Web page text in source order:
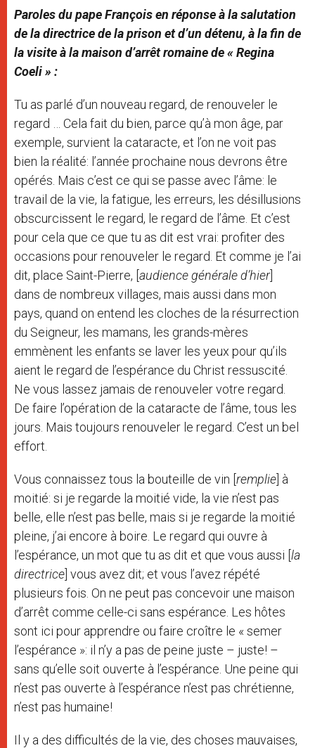
Paroles du pape François en réponse à la salutation
de la directrice de la prison et d’un détenu, à la fin de
la visite à la maison d’arrêt romaine de « Regina
Coeli » :
Tu as parlé d’un nouveau regard, de renouveler le
regard … Cela fait du bien, parce qu’à mon âge, par
exemple, survient la cataracte, et l’on ne voit pas
bien la réalité: l’année prochaine nous devrons être
opérés. Mais c’est ce qui se passe avec l’âme: le
travail de la vie, la fatigue, les erreurs, les désillusions
obscurcissent le regard, le regard de l’âme. Et c’est
pour cela que ce que tu as dit est vrai: profiter des
occasions pour renouveler le regard. Et comme je l’ai
dit, place Saint-Pierre, [ audience générale d’hier]
dans de nombreux villages, mais aussi dans mon
pays, quand on entend les cloches de la résurrection
du Seigneur, les mamans, les grands-mères
emmènent les enfants se laver les yeux pour qu’ils
aient le regard de l’espérance du Christ ressuscité.
Ne vous lassez jamais de renouveler votre regard.
De faire l’opération de la cataracte de l’âme, tous les
jours. Mais toujours renouveler le regard. C’est un bel
effort.
Vous connaissez tous la bouteille de vin [ remplie ] à
moitié: si je regarde la moitié vide, la vie n’est pas
belle, elle n’est pas belle, mais si je regarde la moitié
pleine, j’ai encore à boire. Le regard qui ouvre à
l’espérance, un mot que tu as dit et que vous aussi [ la
directrice ] vous avez dit; et vous l’avez répété
plusieurs fois. On ne peut pas concevoir une maison
d’arrêt comme celle-ci sans espérance. Les hôtes
sont ici pour apprendre ou faire croître le « semer
l’espérance »: il n’y a pas de peine juste – juste! –
sans qu’elle soit ouverte à l’espérance. Une peine qui
n’est pas ouverte à l’espérance n’est pas chrétienne,
n’est pas humaine!
Il y a des difficultés de la vie, des choses mauvaises,